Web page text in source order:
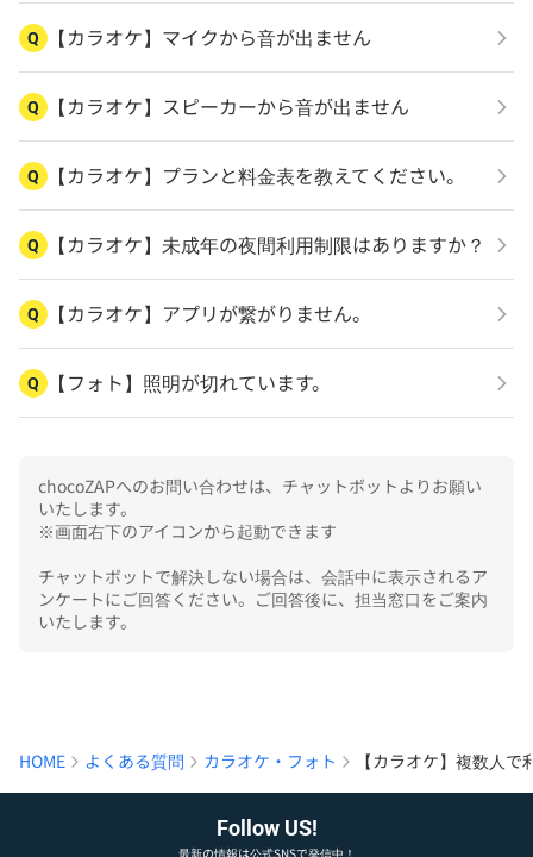
Q 【カラオケ】マイクから音が出ません
Q 【カラオケ】スピーカーから音が出ません
Q 【カラオケ】プランと料金表を教えてください。
Q 【カラオケ】未成年の夜間利用制限はありますか？
Q 【カラオケ】アプリが繋がりません。
Q 【フォト】照明が切れています。
chocoZAPへのお問い合わせは、チャットボットよりお願い
いたします。
※画面右下のアイコンから起動できます
チャットボットで解決しない場合は、会話中に表示されるア
ンケートにご回答ください。ご回答後に、担当窓口をご案内
いたします。
HOME よくある質問 カラオケ・フォト 【カラオケ】複数人
Follow US!
最新の情報は公式SNSで発信中！